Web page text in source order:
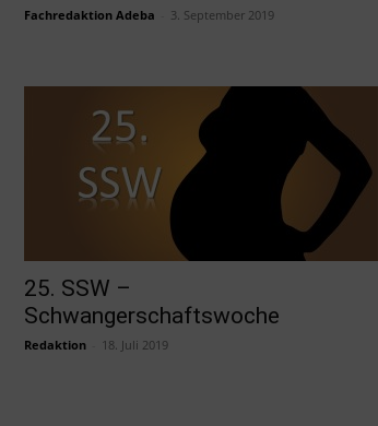
Fachredaktion Adeba 3. September 2019
25. SSW –
Schwangerschaftswoche
Redaktion 18. Juli 2019